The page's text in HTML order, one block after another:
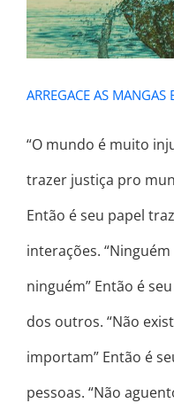
ARREGACE AS MANGAS
“O mundo é muito
trazer justiça pro
Então é seu papel
interações.
ninguém” Então é
dos outros. “Não
importam” Então é
pessoas. “Não